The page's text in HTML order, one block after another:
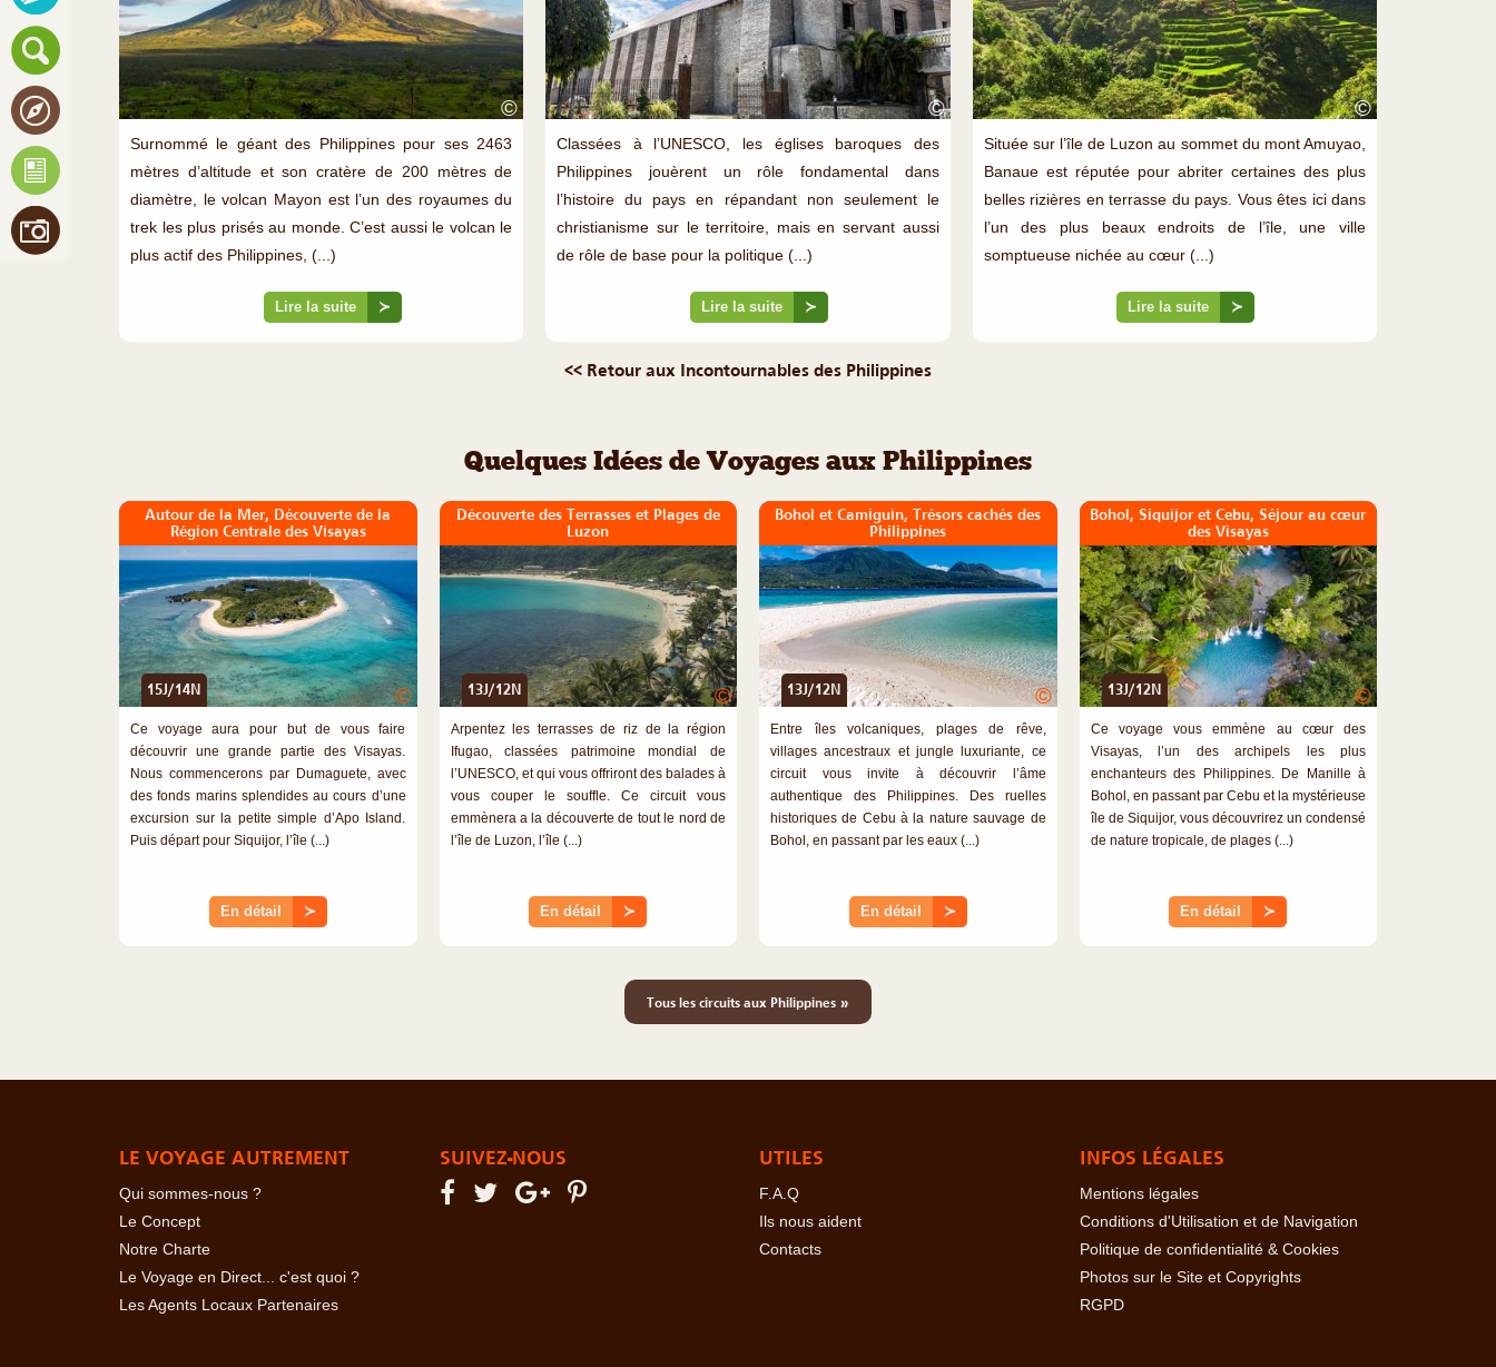
©
Surnommé le géant des Philippines pour ses 2463
mètres d’altitude et son cratère de 200 mètres de
diamètre, le volcan Mayon est l’un des royaumes du
trek les plus prisés au monde. C’est aussi le volcan le
plus actif des Philippines, (...)
Lire la suite ≻
©
Classées à l’UNESCO, les églises baroques des
Philippines jouèrent un rôle fondamental dans
l’histoire du pays en répandant non seulement le
christianisme sur le territoire, mais en servant aussi
de rôle de base pour la politique (...)
Lire la suite ≻
©
Située sur l’île de Luzon au sommet du mont Amuyao,
Banaue est réputée pour abriter certaines des plus
belles rizières en terrasse du pays. Vous êtes ici dans
l’un des plus beaux endroits de l’île, une ville
somptueuse nichée au cœur (...)
Lire la suite ≻
<< Retour aux Incontournables des Philippines
Quelques Idées de Voyages aux Philippines
Autour de la Mer, Découverte de la
Région Centrale des Visayas
15J/14N ©
Ce voyage aura pour but de vous faire
découvrir une grande partie des Visayas.
Nous commencerons par Dumaguete, avec
des fonds marins splendides au cours d’une
excursion sur la petite simple d’Apo Island.
Puis départ pour Siquijor, l’île (...)
En détail ≻
Découverte des Terrasses et Plages de
Luzon
13J/12N ©
Arpentez les terrasses de riz de la région
Ifugao, classées patrimoine mondial de
l’UNESCO, et qui vous offriront des balades à
vous couper le souffle. Ce circuit vous
emmènera a la découverte de tout le nord de
l’île de Luzon, l’île (...)
En détail ≻
Bohol et Camiguin, Trésors cachés des
Philippines
13J/12N ©
Entre îles volcaniques, plages de rêve,
villages ancestraux et jungle luxuriante, ce
circuit vous invite à découvrir l’âme
authentique des Philippines. Des ruelles
historiques de Cebu à la nature sauvage de
Bohol, en passant par les eaux (...)
En détail ≻
Bohol, Siquijor et Cebu, Séjour au cœur
des Visayas
13J/12N ©
Ce voyage vous emmène au cœur des
Visayas, l’un des archipels les plus
enchanteurs des Philippines. De Manille à
Bohol, en passant par Cebu et la mystérieuse
île de Siquijor, vous découvrirez un condensé
de nature tropicale, de plages (...)
En détail ≻
Tous les circuits aux Philippines »
LE VOYAGE AUTREMENT
Qui sommes-nous ?
Le Concept
Notre Charte
Le Voyage en Direct... c'est quoi ?
Les Agents Locaux Partenaires
SUIVEZ-NOUS UTILES
F.A.Q
Ils nous aident
Contacts
INFOS LÉGALES
Mentions légales
Conditions d'Utilisation et de Navigation
Politique de confidentialité & Cookies
Photos sur le Site et Copyrights
RGPD